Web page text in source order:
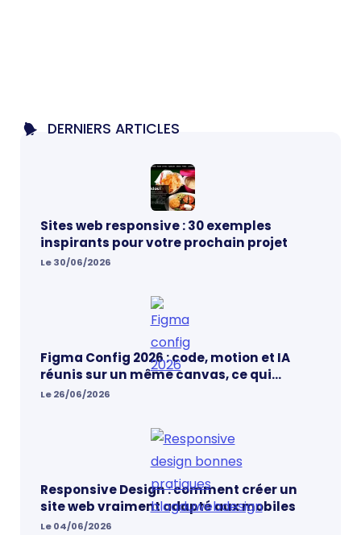
DERNIERS ARTICLES
Sites web responsive : 30 exemples
inspirants pour votre prochain projet
Le 30/06/2026
Figma Config 2026 : code, motion et IA
réunis sur un même canvas, ce qui
change vraiment pour les designers
Le 26/06/2026
Responsive Design : comment créer un
site web vraiment adapté aux mobiles
Le 04/06/2026